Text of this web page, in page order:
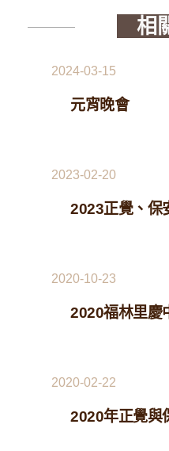
相
2024-03-15
元宵晚會
2023-02-20
2023正覺、保
2020-10-23
2020福林里慶
2020-02-22
2020年正覺與